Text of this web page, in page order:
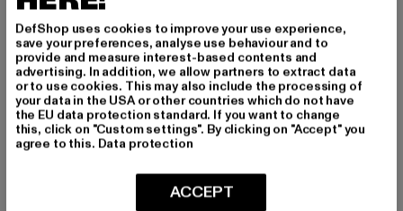
Hersteller Farbe: lilac
Materialzusammensetzung: 100% Baumwolle
Art.Nr: MJG11916-00145
Hersteller: TB International GmbH |info@tbint.de
Dr.-Robert-Murjahn-Straße 7 | 64372 Ober-Ramstadt |
DE
DefShop uses cookies to improve your use experience,
save your preferences, analyse use behaviour and to
provide and measure interest-based contents and
advertising. In addition, we allow partners to extract data
or to use cookies. This may also include the processing of
your data in the USA or other countries which do not have
the EU data protection standard. If you want to change
this, click on "Custom settings". By clicking on "Accept" you
agree to this. Data protection
ACCEPT